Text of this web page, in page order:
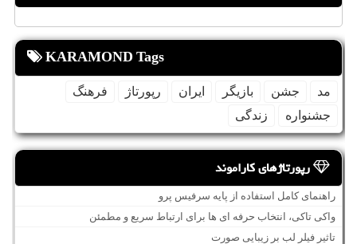
KARAMOND Tags
مد جشن بازیگر ایران رپورتاژ
فرهنگ
جشنواره
زندگی
رپورتاژهای کاراموند
راهنمای کامل استفاده از پایه سرفیس پرو
واکی تاکی، انتخاب حرفه ای ها برای ارتباط سریع و مطمئن
تاثیر فیلر لب بر زیبایی صورت